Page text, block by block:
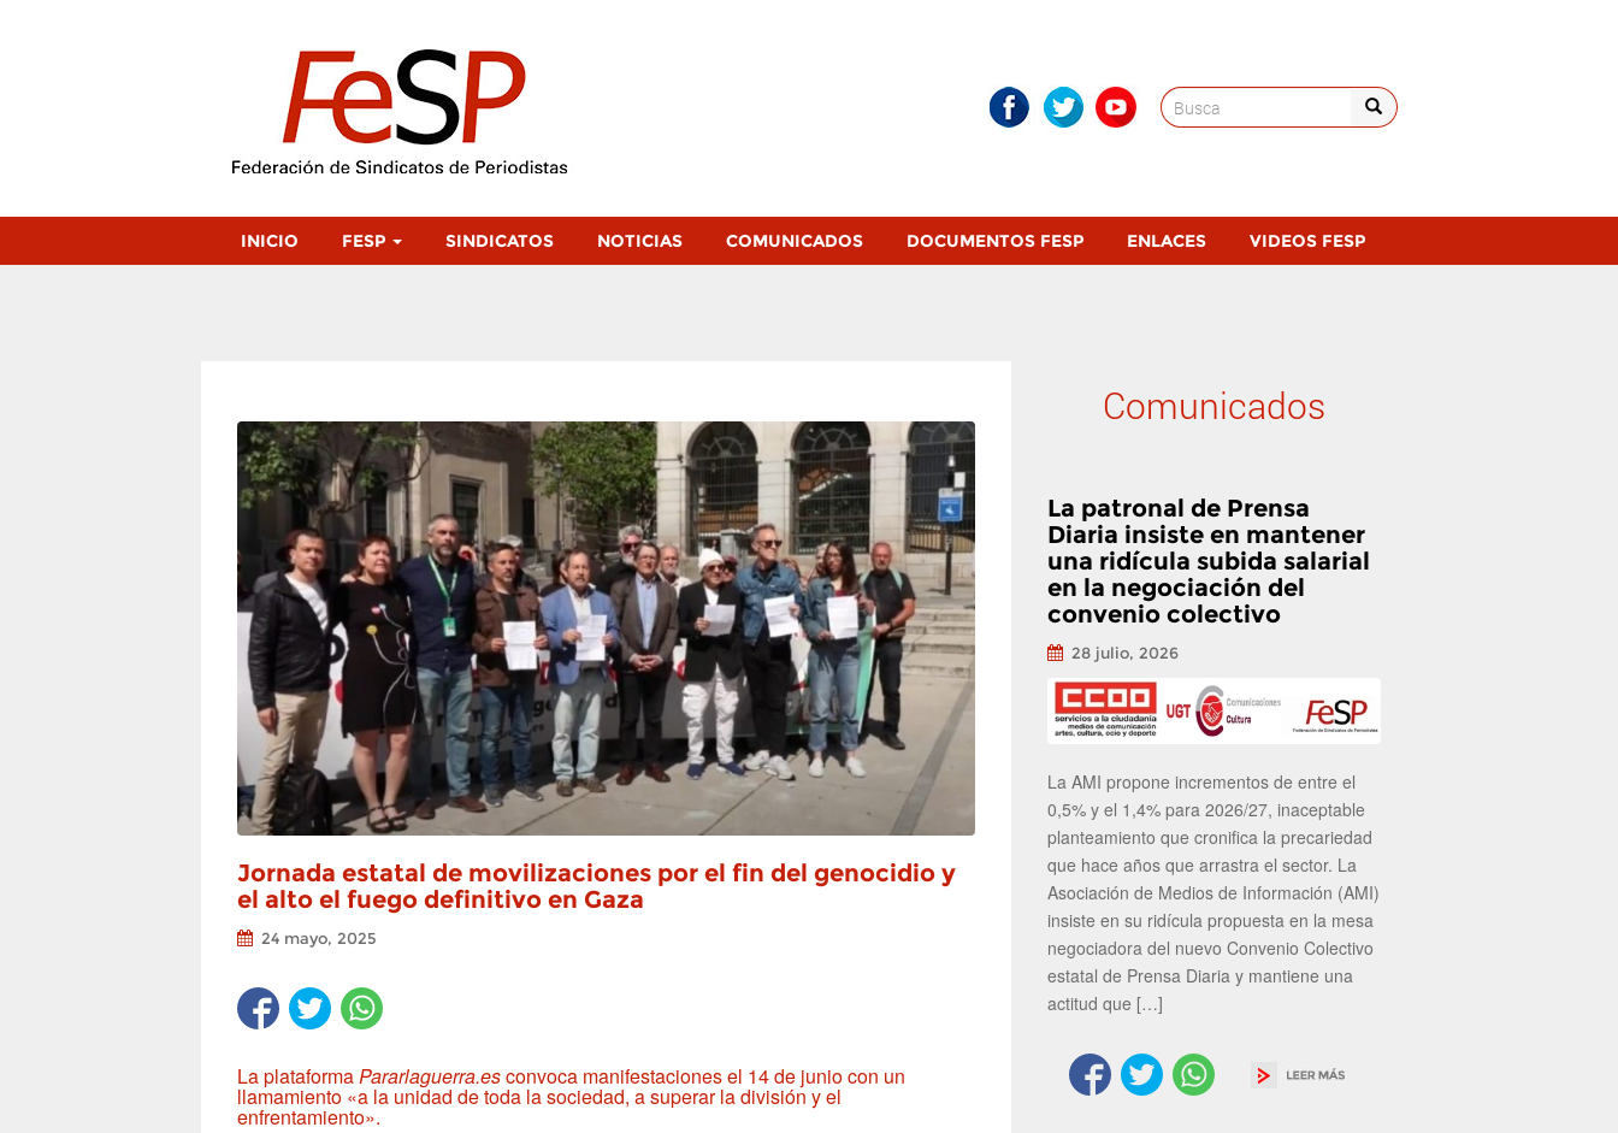
Search
for:
INICIO FESP SINDICATOS NOTICIAS COMUNICADOS DOCUMENTOS FESP ENLACES VIDEOS FESP
Jornada estatal de movilizaciones por el fin del genocidio y
el alto el fuego definitivo en Gaza
24 mayo, 2025
La plataformaPararlaguerra.esconvoca manifestaciones el 14 de junio con un
llamamiento «a la unidad de toda la sociedad, a superar la división y el
enfrentamiento».
Comunicados
La patronal de Prensa
Diaria insiste en mantener
una ridícula subida salarial
en la negociación del
convenio colectivo
28 julio, 2026
La AMI propone incrementos de entre el
0,5% y el 1,4% para 2026/27, inaceptable
planteamiento que cronifica la precariedad
que hace años que arrastra el sector. La
Asociación de Medios de Información (AMI)
insiste en su ridícula propuesta en la mesa
negociadora del nuevo Convenio Colectivo
estatal de Prensa Diaria y mantiene una
actitud que […]